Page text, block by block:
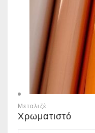
Μεταλιζέ
Χρωματιστό